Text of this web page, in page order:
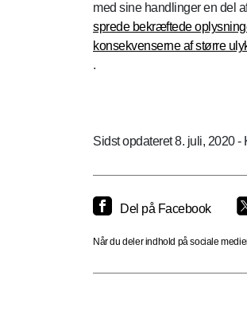
med sine handlinger en del
sprede bekræftede
konsekvenserne af større
.
Sidst opdateret 8. juli, 2020 -
Del på Facebook
Når du deler indhold på sociale